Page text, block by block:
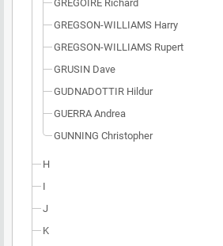
GRÉGOIRE Richard
GREGSON-WILLIAMS Harry
GREGSON-WILLIAMS Rupert
GRUSIN Dave
GUDNADOTTIR Hildur
GUERRA Andrea
GUNNING Christopher
H
I
J
K